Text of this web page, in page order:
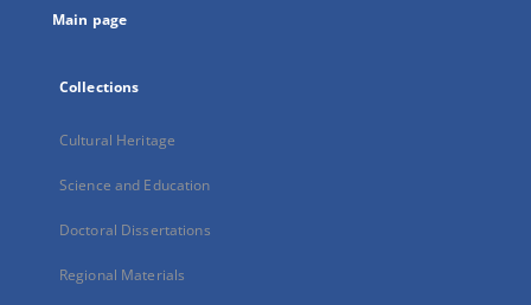
Main page
Collections
Cultural Heritage
Science and Education
Doctoral Dissertations
Regional Materials